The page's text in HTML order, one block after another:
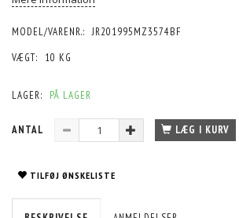
MODEL/VARENR.: JR201995MZ3574BF
VÆGT:
10 KG
LAGER: PÅ LAGER
ANTAL LÆG I KURV
TILFØJ ØNSKELISTE